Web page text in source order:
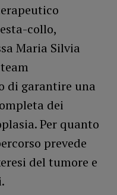
collo,
Maria Silvia
di garantire una
dei
Per quanto
prevede
del tumore e